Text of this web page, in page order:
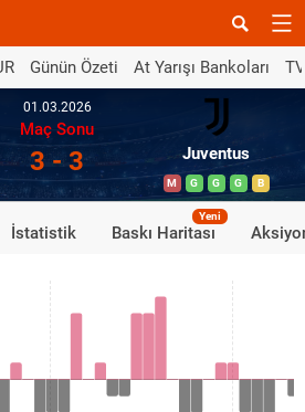
Günün Özeti At Yarışı Bankoları
01.03.2026
Maç Sonu
3 - 3 Juventus
M G G G B
İstatistik Baskı Haritası
Yeni